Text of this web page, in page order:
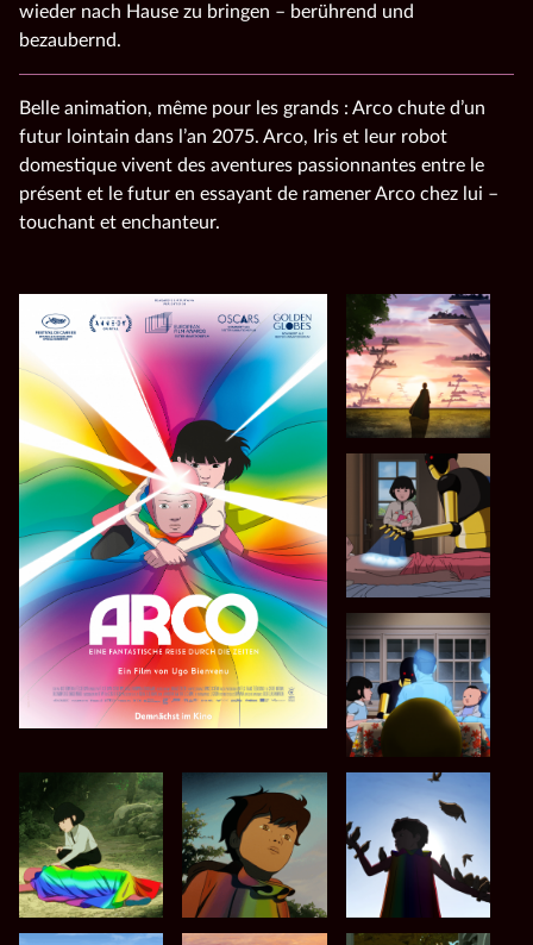
wieder nach Hause zu bringen – berührend und
bezaubernd.
Belle animation, même pour les grands : Arco chute d’un
futur lointain dans l’an 2075. Arco, Iris et leur robot
domestique vivent des aventures passionnantes entre le
présent et le futur en essayant de ramener Arco chez lui –
touchant et enchanteur.